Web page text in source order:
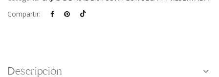
Compartir:
Descripción